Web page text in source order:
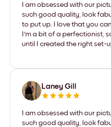
I am obsessed with our
such good quality, look
to put up. I love that you
I'm a bit of a perfectionist,
until I created the right set-
Laney Gill
I am obsessed with our
such good quality, look